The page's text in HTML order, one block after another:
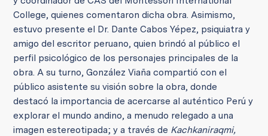
College, quienes comentaron dicha obra. Asimismo,
estuvo presente el Dr. Dante Cabos Yépez, psiquiatra y
amigo del escritor peruano, quien brindó al público el
perfil psicológico de los personajes principales de la
obra. A su turno, González Viaña compartió con el
público asistente su visión sobre la obra, donde
destacó la importancia de acercarse al auténtico Perú y
explorar el mundo andino, a menudo relegado a una
imagen estereotipada; y a través de Kachkaniraqmi,